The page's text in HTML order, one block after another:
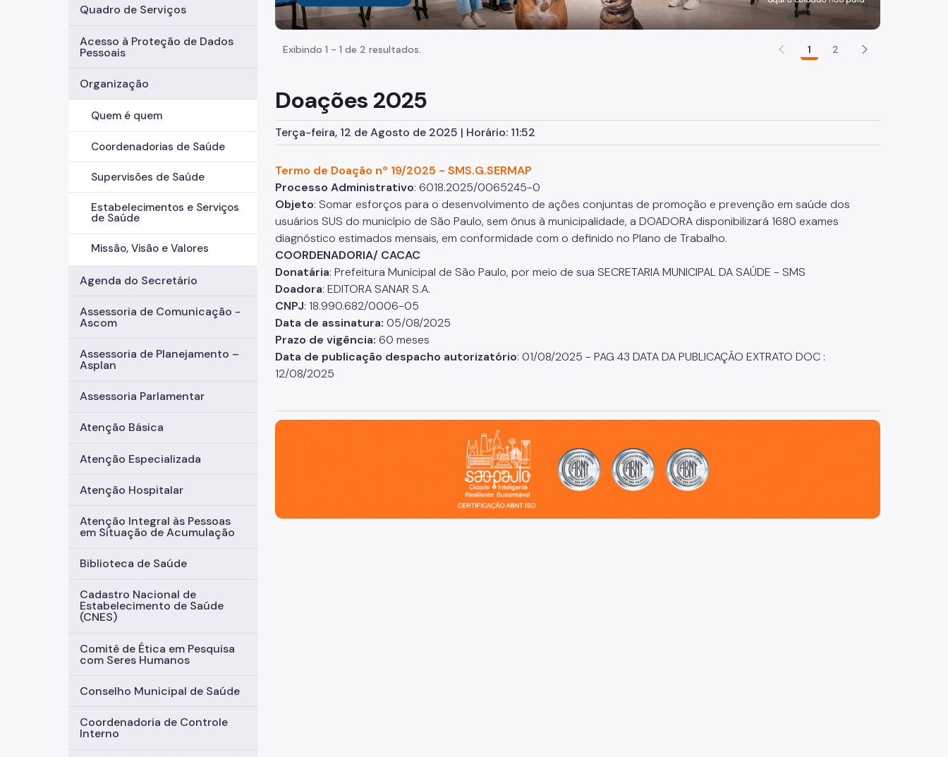
Quadro de Serviços
Acesso à Proteção de Dados
Pessoais
Organização
Quem é quem
Coordenadorias de Saúde
Supervisões de Saúde
Estabelecimentos e Serviços
de Saúde
Missão, Visão e Valores
Agenda do Secretário
Assessoria de Comunicação -
Ascom
Assessoria de Planejamento –
Asplan
Assessoria Parlamentar
Atenção Básica
Atenção Especializada
Atenção Hospitalar
Atenção Integral às Pessoas
em Situação de Acumulação
Biblioteca de Saúde
Cadastro Nacional de
Estabelecimento de Saúde
(CNES)
Comitê de Ética em Pesquisa
com Seres Humanos
Conselho Municipal de Saúde
Coordenadoria de Controle
Interno
Exibindo 1 - 1 de 2 resultados. 1 2
Doações 2025
Terça-feira, 12 de Agosto de 2025 | Horário: 11:52
Termo de Doação nº 19/2025 - SMS.G.SERMAP
Processo Administrativo: 6018.2025/0065245-0
Objeto: Somar esforços para o desenvolvimento de ações conjuntas de promoção e prevenção em saúde dos
usuários SUS do município de São Paulo, sem ônus à municipalidade, a DOADORA disponibilizará 1680 exames
diagnóstico estimados mensais, em conformidade com o definido no Plano de Trabalho.
COORDENADORIA/ CACAC
Donatária: Prefeitura Municipal de São Paulo, por meio de sua SECRETARIA MUNICIPAL DA SAÚDE - SMS
Doadora: EDITORA SANAR S.A.
CNPJ: 18.990.682/0006-05
Data de assinatura: 05/08/2025
Prazo de vigência: 60 meses
Data de publicação despacho autorizatório: 01/08/2025 - PAG 43 DATA DA PUBLICAÇÂO EXTRATO DOC :
12/08/2025
São Paulo, cidade inteligente, resiliente e sustentável